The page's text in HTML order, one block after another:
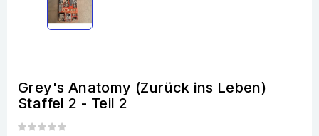
Grey's Anatomy (Zurück ins Leben)
Staffel 2 - Teil 2